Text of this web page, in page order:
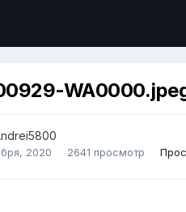
2020 2641 просмотр